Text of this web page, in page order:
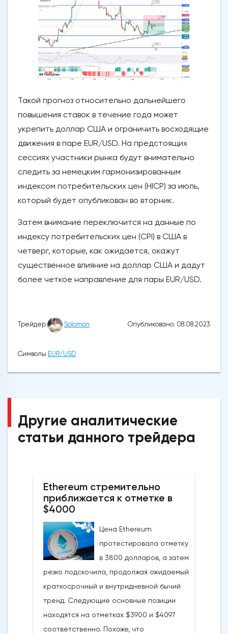
Такой прогноз относительно дальнейшего
повышения ставок в течение года может
укрепить доллар США и ограничить восходящие
движения в паре EUR/USD. На предстоящих
сессиях участники рынка будут внимательно
следить за немецким гармонизированным
индексом потребительских цен (HICP) за июль,
который будет опубликован во вторник.
Затем внимание переключится на данные по
индексу потребительских цен (CPI) в США в
четверг, которые, как ожидается, окажут
существенное влияние на доллар США и дадут
более четкое направление для пары EUR/USD.
Трейдер Solomon Опубликовано: 08.08.2023
Символы EUR/USD
Другие аналитические
статьи данного трейдера
Ethereum стремительно
приближается к отметке в
$4000
Цена Ethereum
протестировала отметку
в 3800 долларов, а затем
резко подскочила, продолжая ожидаемый
краткосрочный и внутридневной бычий
тренд. Следующие основные позиции
находятся на отметках $3900 и $4097
соответственно. Похоже, что